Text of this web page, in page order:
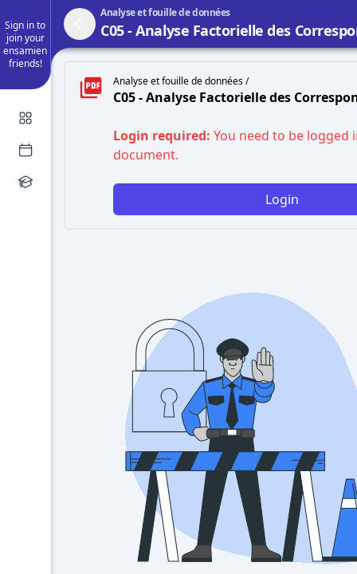
Sign in to
join your
ensamien
friends!
Analyse et fouille de données
C05 - Analyse Factorielle des
Analyse et fouille de données /
C05 - Analyse Factorielle des
Login required: You need to be logged
document.
Login